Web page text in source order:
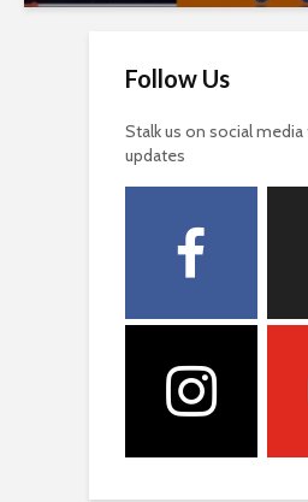
Follow Us
Stalk us on social
updates